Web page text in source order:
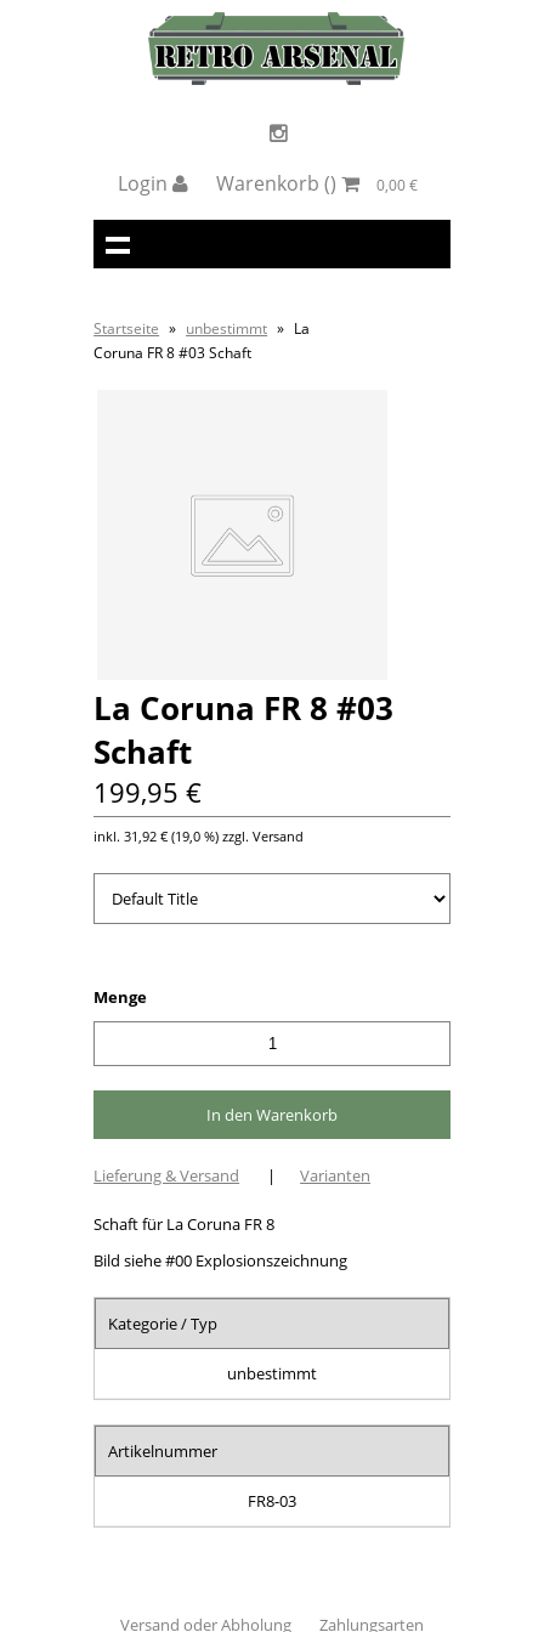
Login Warenkorb() 0,00 €
Startseite » unbestimmt » La
Coruna FR 8 #03 Schaft
La Coruna FR 8 #03
Schaft
199,95 €
inkl.31,92 € (19,0 %) zzgl. Versand
Menge
Lieferung & Versand | Varianten
Schaft für La Coruna FR 8
Bild siehe #00 Explosionszeichnung
Kategorie / Typ
unbestimmt
Artikelnummer
FR8-03
Versand oder Abholung Zahlungsarten